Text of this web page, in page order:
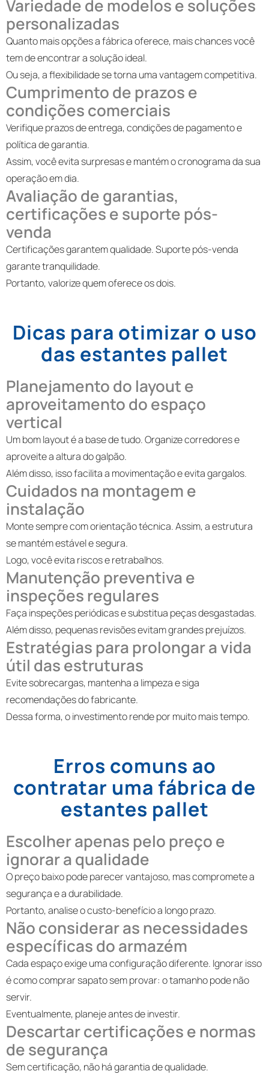
Variedade de modelos e soluções
personalizadas
Quanto mais opções a fábrica oferece, mais chances você
tem de encontrar a solução ideal.
Ou seja, a flexibilidade se torna uma vantagem competitiva.
Cumprimento de prazos e
condições comerciais
Verifique prazos de entrega, condições de pagamento e
política de garantia.
Assim, você evita surpresas e mantém o cronograma da sua
operação em dia.
Avaliação de garantias,
certificações e suporte pós-
venda
Certificações garantem qualidade. Suporte pós-venda
garante tranquilidade.
Portanto, valorize quem oferece os dois.
Dicas para otimizar o uso
das estantes pallet
Planejamento do layout e
aproveitamento do espaço
vertical
Um bom layout é a base de tudo. Organize corredores e
aproveite a altura do galpão.
Além disso, isso facilita a movimentação e evita gargalos.
Cuidados na montagem e
instalação
Monte sempre com orientação técnica. Assim, a estrutura
se mantém estável e segura.
Logo, você evita riscos e retrabalhos.
Manutenção preventiva e
inspeções regulares
Faça inspeções periódicas e substitua peças desgastadas.
Além disso, pequenas revisões evitam grandes prejuízos.
Estratégias para prolongar a vida
útil das estruturas
Evite sobrecargas, mantenha a limpeza e siga
recomendações do fabricante.
Dessa forma, o investimento rende por muito mais tempo.
Erros comuns ao
contratar uma fábrica de
estantes pallet
Escolher apenas pelo preço e
ignorar a qualidade
O preço baixo pode parecer vantajoso, mas compromete a
segurança e a durabilidade.
Portanto, analise o custo-benefício a longo prazo.
Não considerar as necessidades
específicas do armazém
Cada espaço exige uma configuração diferente. Ignorar isso
é como comprar sapato sem provar: o tamanho pode não
servir.
Eventualmente, planeje antes de investir.
Descartar certificações e normas
de segurança
Sem certificação, não há garantia de qualidade.